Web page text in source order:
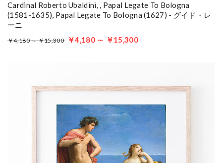
Cardinal Roberto Ubaldini, , Papal Legate To Bologna
(1581-1635), Papal Legate To Bologna (1627) - グイド・レ
ーニ
￥4,180 ～ ￥15,300 ￥4,180 ～ ￥15,300